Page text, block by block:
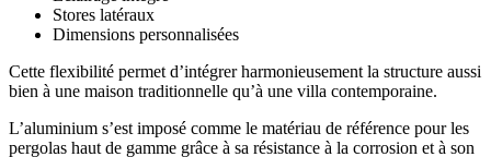
Stores latéraux
Dimensions personnalisées
Cette flexibilité permet d’intégrer harmonieusement la structure aussi
bien à une maison traditionnelle qu’à une villa contemporaine.
L’aluminium s’est imposé comme le matériau de référence pour les
pergolas haut de gamme grâce à sa résistance à la corrosion et à son